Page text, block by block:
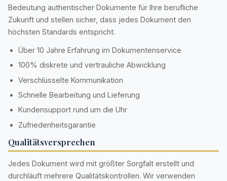
Bedeutung authentischer Dokumente für Ihre berufliche
Zukunft und stellen sicher, dass jedes Dokument den
höchsten Standards entspricht.
Über 10 Jahre Erfahrung im Dokumentenservice
100% diskrete und vertrauliche Abwicklung
Verschlüsselte Kommunikation
Schnelle Bearbeitung und Lieferung
Kundensupport rund um die Uhr
Zufriedenheitsgarantie
Qualitätsversprechen
Jedes Dokument wird mit größter Sorgfalt erstellt und
durchläuft mehrere Qualitätskontrollen. Wir verwenden